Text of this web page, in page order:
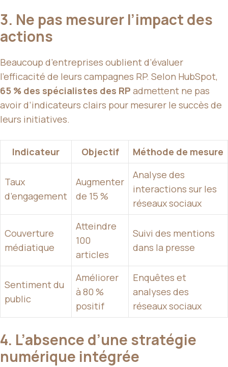
3. Ne pas mesurer l’impact des
actions
Beaucoup d’entreprises oublient d’évaluer
l’efficacité de leurs campagnes RP. Selon HubSpot,
65 % des spécialistes des RP admettent ne pas
avoir d’indicateurs clairs pour mesurer le succès de
leurs initiatives.
Indicateur Objectif Méthode de mesure
Taux
d’engagement
Augmenter
de 15 %
Analyse des
interactions sur les
réseaux sociaux
Couverture
médiatique
Atteindre
100
articles
Suivi des mentions
dans la presse
Sentiment du
public
Améliorer
à 80 %
positif
Enquêtes et
analyses des
réseaux sociaux
4. L’absence d’une stratégie
numérique intégrée